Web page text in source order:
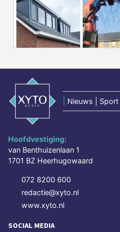
Nieuws |
Hoofdvestiging:
van Benthuizenlaan 1
1701 BZ Heerhugowaard
072 8200 600
redactie@xyto.nl
www.xyto.nl
SOCIAL MEDIA